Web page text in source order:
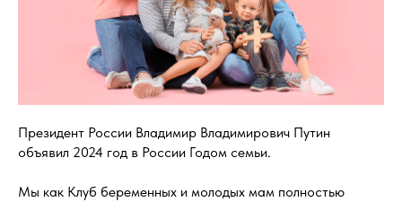
Президент России Владимир Владимирович Путин
объявил 2024 год в России Годом семьи.
Мы как Клуб беременных и молодых мам полностью